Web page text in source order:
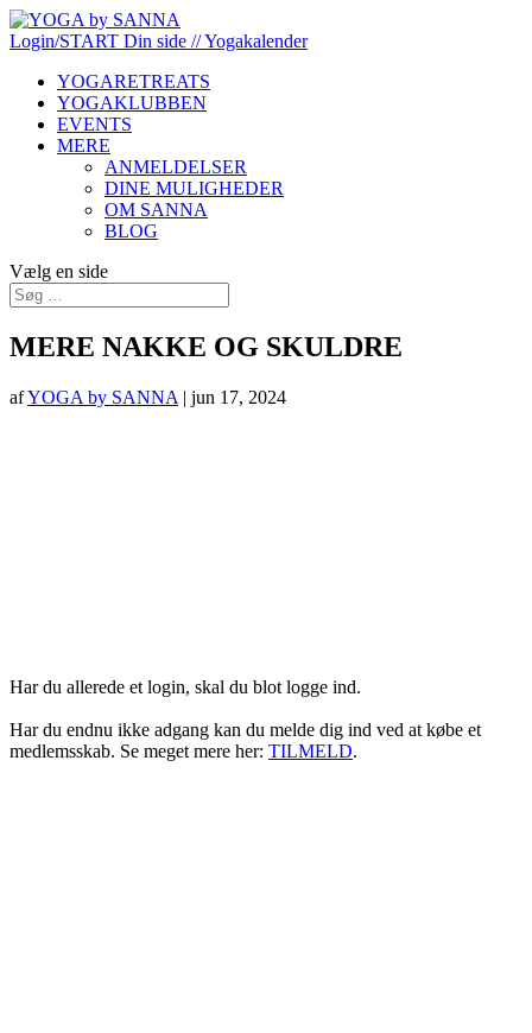
Login/START Din side // Yogakalender
YOGARETREATS
YOGAKLUBBEN
EVENTS
MERE
ANMELDELSER
DINE MULIGHEDER
OM SANNA
BLOG
Vælg en side
MERE NAKKE OG SKULDRE
afYOGA by SANNA | jun 17, 2024
Har du allerede et login, skal du blot logge ind.
Har du endnu ikke adgang kan du melde dig ind ved at købe et
medlemsskab. Se meget mere her: TILMELD.